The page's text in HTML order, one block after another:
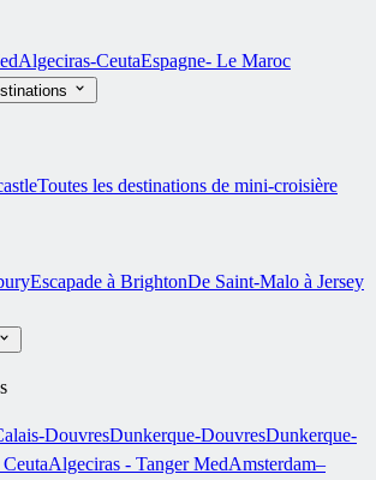
Algeciras-CeutaEspagne- Le Maroc
Toutes les destinations de mini-croisière
Escapade à BrightonDe Saint-Malo à Jersey
DouvresDunkerque-DouvresDunkerque-
Algeciras - Tanger MedAmsterdam–